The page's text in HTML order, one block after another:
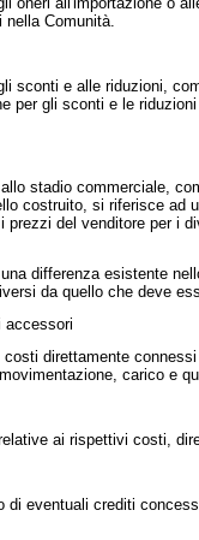
nella Comunità.
e alle riduzioni,
per gli sconti e le
stadio commerciale,
costruito, si riferisce
del venditore per i
differenza esistente
da quello che deve
direttamente
carico e
ai rispettivi costi,
eventuali crediti